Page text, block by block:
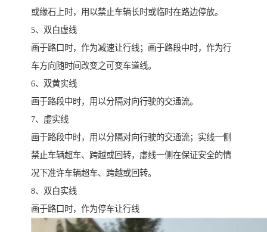
或缘石上时，用以禁止车辆长时或临时在路边停放。
5、双白虚线
画于路口时，作为减速让行线；画于路段中时，作为行
车方向随时间改变之可变车道线。
6、双黄实线
画于路段中时，用以分隔对向行驶的交通流。
7、虚实线
画于路段中时，用以分隔对向行驶的交通流；实线一侧
禁止车辆超车、跨越或回转，虚线一侧在保证安全的情
况下准许车辆超车、跨越或回转。
8、双白实线
画于路口时，作为停车让行线